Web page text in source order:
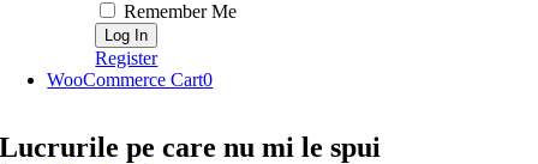
Remember Me
Register
WooCommerce Cart0
Lucrurile pe care nu mi le spui